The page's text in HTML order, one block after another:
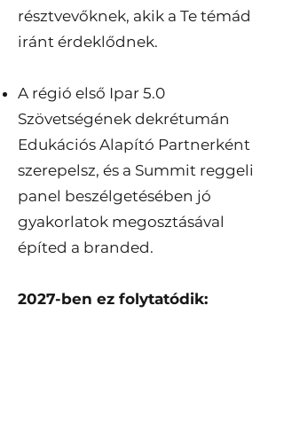
résztvevőknek, akik a Te témád
iránt érdeklődnek.
A régió első Ipar 5.0
Szövetségének dekrétumán
Edukációs Alapító Partnerként
szerepelsz, és a Summit reggeli
panel beszélgetésében jó
gyakorlatok megosztásával
építed a branded.
2027-ben ez folytatódik: